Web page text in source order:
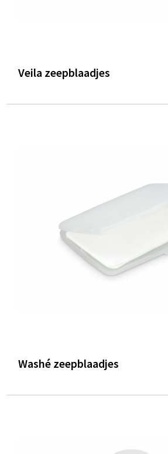
Veila zeepblaadjes
Washé zeepblaadjes